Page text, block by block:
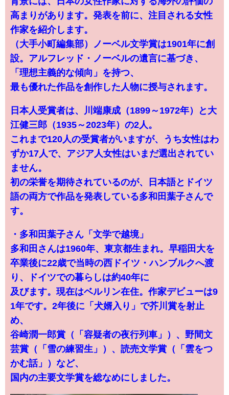
高まりがあります。発表を前に、注目される女性
作家を紹介します。
（大手小町編集部）ノーベル文学賞は1901年に創
設。アルフレッド・ノーベルの遺言に基づき、
「理想主義的な傾向」を持つ、
最も優れた作品を創作した人物に授与されます。
日本人受賞者は、川端康成（1899～1972年）と大
江健三郎（1935～2023年）の2人。
これまで120人の受賞者がいますが、うち女性はわ
ずか17人で、アジア人女性はいまだ選出されてい
ません。
初の栄誉を期待されているのが、日本語とドイツ
語の両方で作品を発表している多和田葉子さんで
す。
・多和田葉子さん「文学で越境」
多和田さんは1960年、東京都生まれ。早稲田大を
卒業後に22歳で当時の西ドイツ・ハンブルクへ渡
り、ドイツでの暮らしは約40年に
及びます。現在はベルリン在住。作家デビューは9
1年です。2年後に「犬婿入り」で芥川賞を射止
め、
谷崎潤一郎賞（「容疑者の夜行列車」）、野間文
芸賞（「雪の練習生」）、読売文学賞（「雲をつ
かむ話」）など、
国内の主要文学賞を総なめにしました。